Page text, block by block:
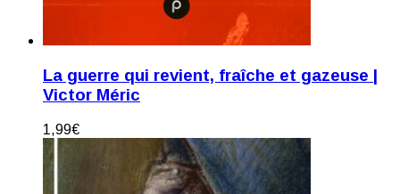
La guerre qui revient, fraîche et gazeuse |
Victor Méric
1,99€